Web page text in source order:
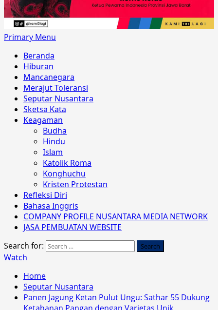
Primary Menu
Beranda
Hiburan
Mancanegara
Merajut Toleransi
Seputar Nusantara
Sketsa Kata
Keagaman
Budha
Hindu
Islam
Katolik Roma
Konghuchu
Kristen Protestan
Refleksi Diri
Bahasa Inggris
COMPANY PROFILE NUSANTARA MEDIA NETWORK
JASA PEMBUATAN WEBSITE
Search for:
Watch
Home
Seputar Nusantara
Panen Jagung Ketan Pulut Ungu: Sathar 55 Dukung